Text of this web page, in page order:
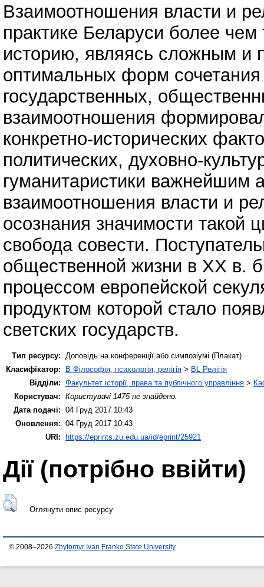
Взаимоотношения власти и
практике Беларуси более
историю, являясь сложным и
оптимальных форм
государственных,
взаимоотношения
конкретно-исторических
политических, духовно-
гуманитаристики важнейшим
взаимоотношения власти и
осознания значимости такой
свобода совести.
общественной жизни в XX в.
процессом европейской
продуктом которой стало
светских государств.
Тип ресурсу:
Доповідь на конференції або симпозіумі (Плакат)
Класифікатор:
B Філософія, психологія, релігія > BL Релігія
Відділи: Факультет історії, права та публічного управління >
Користувач: Користувачі 1475 не знайдено.
Дата подачі: 04 Груд 2017 10:43
Оновлення: 04 Груд 2017 10:43
URI: https://eprints.zu.edu.ua/id/eprint/25921
Дії ​​(потрібно ввійти)
Оглянути опис ресурсу
© 2008–2026 Zhytomyr Ivan Franko State University